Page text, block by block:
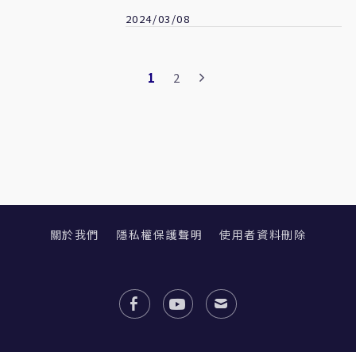
2024/03/08
1 2
關於我們 隱私權保護聲明 使用者資料刪除